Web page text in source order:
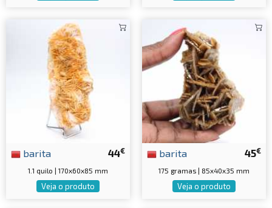
44€
barita
1.1 quilo | 170x60x85 mm
Veja o produto
45€
barita
175 gramas | 85x40x35 mm
Veja o produto